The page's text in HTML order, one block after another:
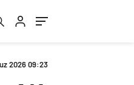
2026 09:23